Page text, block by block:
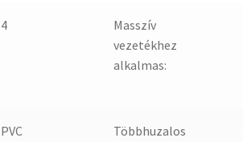
4
Masszív
vezetékhez
alkalmas:
PVC
Többhuzalos